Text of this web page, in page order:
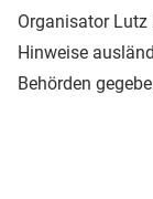
Organisator Lutz
Hinweise
Behörden